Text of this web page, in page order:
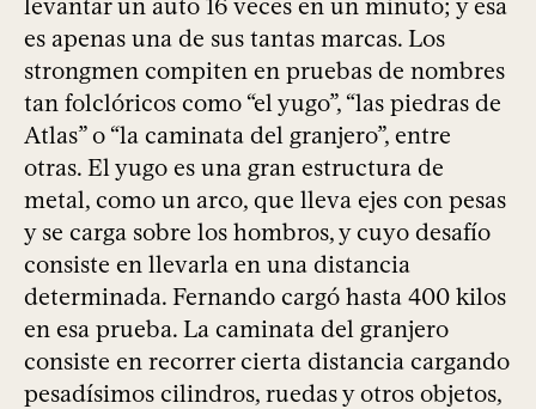
es apenas una de sus tantas marcas. Los
strongmen compiten en pruebas de nombres
tan folclóricos como “el yugo”, “las piedras de
Atlas” o “la caminata del granjero”, entre
otras. El yugo es una gran estructura de
metal, como un arco, que lleva ejes con pesas
y se carga sobre los hombros, y cuyo desafío
consiste en llevarla en una distancia
determinada. Fernando cargó hasta 400 kilos
en esa prueba. La caminata del granjero
consiste en recorrer cierta distancia cargando
pesadísimos cilindros, ruedas y otros objetos,